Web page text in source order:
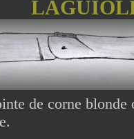
de corne blonde